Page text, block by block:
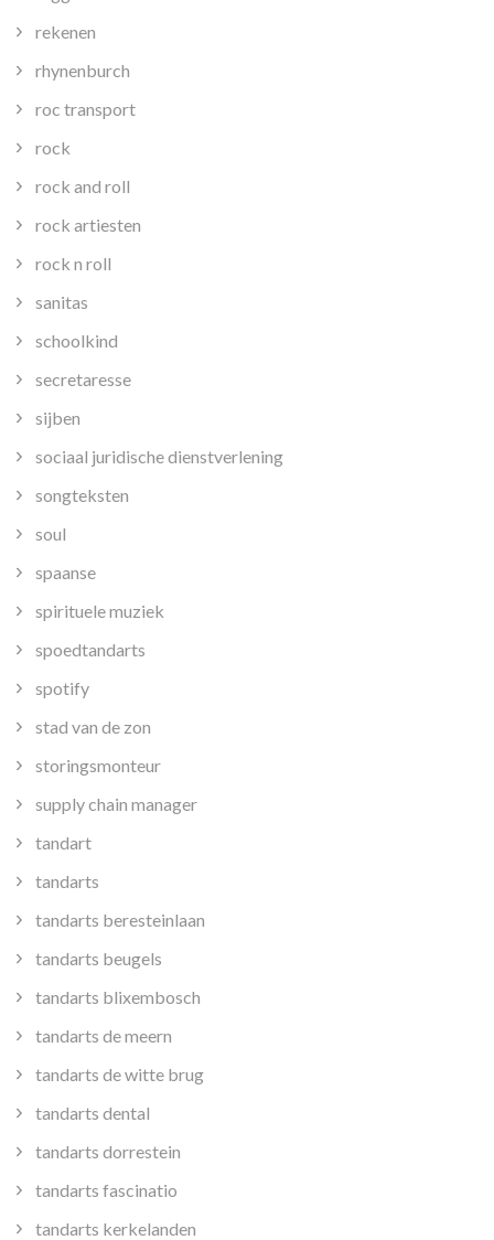
rekenen
rhynenburch
roc transport
rock
rock and roll
rock artiesten
rock n roll
sanitas
schoolkind
secretaresse
sijben
sociaal juridische dienstverlening
songteksten
soul
spaanse
spirituele muziek
spoedtandarts
spotify
stad van de zon
storingsmonteur
supply chain manager
tandart
tandarts
tandarts beresteinlaan
tandarts beugels
tandarts blixembosch
tandarts de meern
tandarts de witte brug
tandarts dental
tandarts dorrestein
tandarts fascinatio
tandarts kerkelanden